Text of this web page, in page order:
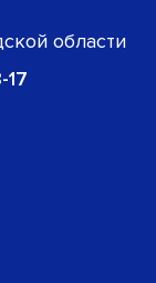
области
17